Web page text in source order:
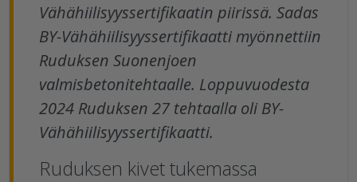
Vähähiilisyyssertifikaatin piirissä. Sadas
BY-Vähähiilisyyssertifikaatti myönnettiin
Ruduksen Suonenjoen
valmisbetonitehtaalle. Loppuvuodesta
2024 Ruduksen 27 tehtaalla oli BY-
Vähähiilisyyssertifikaatti.
Ruduksen kivet tukemassa